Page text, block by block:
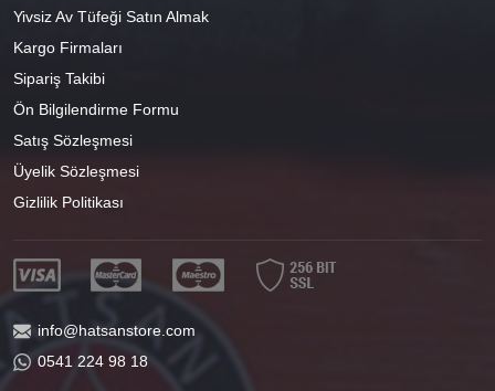
Yivsiz Av Tüfeği Satın Almak
Kargo Firmaları
Sipariş Takibi
Ön Bilgilendirme Formu
Satış Sözleşmesi
Üyelik Sözleşmesi
Gizlilik Politikası
info@hatsanstore.com
0541 224 98 18